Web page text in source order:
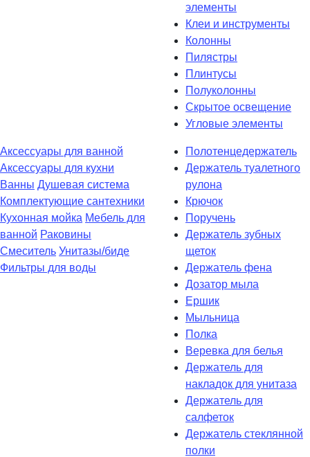
элементы
Клеи и инструменты
Колонны
Пилястры
Плинтусы
Полуколонны
Скрытое освещение
Угловые элементы
Аксессуары для ванной
Аксессуары для кухни
Ванны Душевая система
Комплектующие сантехники
Кухонная мойка Мебель для
ванной Раковины
Смеситель Унитазы/биде
Фильтры для воды
Полотенцедержатель
Держатель туалетного
рулона
Крючок
Поручень
Держатель зубных
щеток
Держатель фена
Дозатор мыла
Eршик
Мыльница
Полка
Веревка для белья
Держатель для
накладок для унитаза
Держатель для
салфеток
Держатель стеклянной
полки